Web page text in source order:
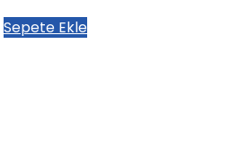
Şu
Sepete Ekle